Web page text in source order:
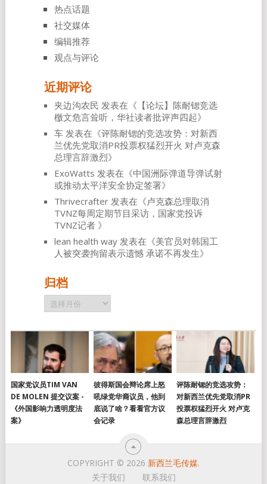
热点话题
社交媒体
编辑推荐
观点与评论
近期评论
夹边沟农民 发表在《 【论坛】陈耐锶竞选
檄文危言耸听，华社读者批评声四起》
车发表在《评陈耐锶的竞选攻势：对新西
兰优先党取消PR投票权猛烈开火 对卢克森
总理言辞激烈》
ExoWatts 发表在《中国洲际弹道导弹试射
或推动太平洋安全协定签署》
Thrivecrafter发表在《卢克森总理取消
TVNZ每周定期节目采访，国家党投诉
TVNZ记者 》
lean health way发表在《美官员对韩国工
人被突袭拘留表示遗憾 承诺不再发生》
归档
归
档
国家党议员TIM VAN
DE MOLEN 提交议案 -
《外国影响力透明度法
案》
彼得斯国会辩论席上怒
吼绿党华裔议员，他到
底说了啥？看看官方议
会记录
评陈耐锶的竞选攻势：
对新西兰优先党取消PR
投票权猛烈开火 对卢克
森总理言辞激烈
COPYRIGHT © 2026 新西兰毛传媒.
关于我们
联系我们